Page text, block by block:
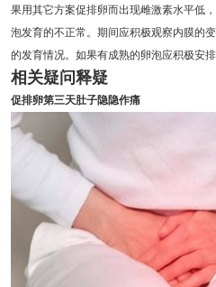
果用其它方案促排卵而出现雌激素水平低
泡发育的不正常。期间应积极观察内膜的
的发育情况。如果有成熟的卵泡应积极安排
相关疑问释疑
促排卵第三天肚子隐隐作痛